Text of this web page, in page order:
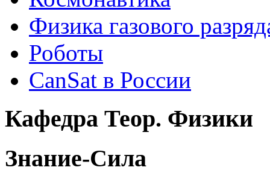
Физика газового
Роботы
CanSat в России
Кафедра Теор. Физики
Знание-Сила